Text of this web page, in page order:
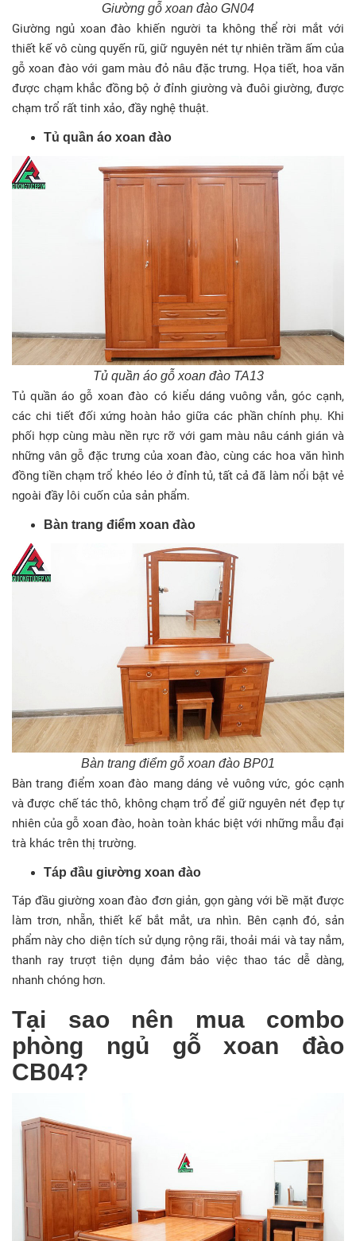
Giường gỗ xoan đào GN04
Giường ngủ xoan đào khiến người ta không thể rời mắt với
thiết kế vô cùng quyến rũ, giữ nguyên nét tự nhiên trầm ấm của
gỗ xoan đào với gam màu đỏ nâu đặc trưng. Họa tiết, hoa văn
được chạm khắc đồng bộ ở đỉnh giường và đuôi giường, được
chạm trổ rất tinh xảo, đầy nghệ thuật.
Tủ quần áo xoan đào
Tủ quần áo gỗ xoan đào TA13
Tủ quần áo gỗ xoan đào có kiểu dáng vuông vắn, góc cạnh,
các chi tiết đối xứng hoàn hảo giữa các phần chính phụ. Khi
phối hợp cùng màu nền rực rỡ với gam màu nâu cánh gián và
những vân gỗ đặc trưng của xoan đào, cùng các hoa văn hình
đồng tiền chạm trổ khéo léo ở đỉnh tủ, tất cả đã làm nổi bật vẻ
ngoài đầy lôi cuốn của sản phẩm.
Bàn trang điểm xoan đào
Bàn trang điểm gỗ xoan đào BP01
Bàn trang điểm xoan đào mang dáng vẻ vuông vức, góc cạnh
và được chế tác thô, không chạm trổ để giữ nguyên nét đẹp tự
nhiên của gỗ xoan đào, hoàn toàn khác biệt với những mẫu đại
trà khác trên thị trường.
Táp đầu giường xoan đào
Táp đầu giường xoan đào đơn giản, gọn gàng với bề mặt được
làm trơn, nhẵn, thiết kế bắt mắt, ưa nhìn. Bên cạnh đó, sản
phẩm này cho diện tích sử dụng rộng rãi, thoải mái và tay nắm,
thanh ray trượt tiện dụng đảm bảo việc thao tác dễ dàng,
nhanh chóng hơn.
Tại sao nên mua combo
phòng ngủ gỗ xoan đào
CB04?